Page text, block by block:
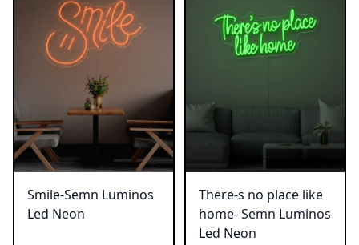
Smile-Semn Luminos
Led Neon
There-s no place like
home- Semn Luminos
Led Neon